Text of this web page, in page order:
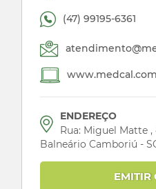
(47) 99195-6361
ENDEREÇO
Rua: Miguel Matte ,
Balneário Camboriú -
EMITIR